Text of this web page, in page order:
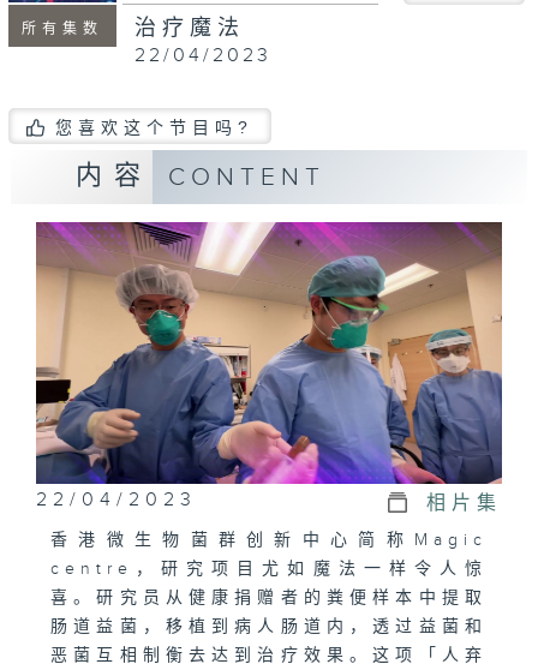
所有集数 治疗魔法
22/04/2023
您喜欢这个节目吗?
内容 CONTENT
22/04/2023 相片集
香港微生物菌群创新中心简称Magic
centre，研究项目尤如魔法一样令人惊
喜。研究员从健康捐赠者的粪便样本中提取
肠道益菌，移植到病人肠道内，透过益菌和
恶菌互相制衡去达到治疗效果。这项「人弃